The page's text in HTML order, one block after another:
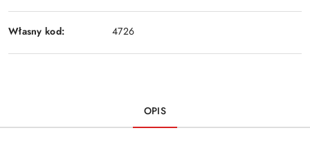
Własny kod: 4726
OPIS